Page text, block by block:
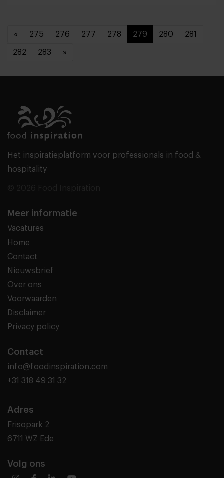
« 275 276 277 278 279 280 281
282 283 »
Het inspiratieplatform voor professionals in food &
hospitality
Meer informatie
Vacatures
Home
Contact
Nieuwsbrief
Over ons
Voorwaarden
Disclaimer
Privacy policy
Contact
info@foodinspiration.com
+31 318 49 31 32
Adres
Frisopark 2
6711 WZ Ede
Volg ons